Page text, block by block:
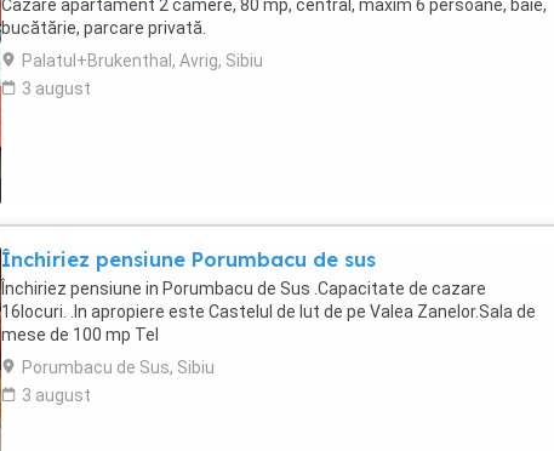
Cazare apartament 2 camere, 80 mp, central, maxim 6 persoane, baie,
bucătărie, parcare privată.
Palatul+Brukenthal, Avrig, Sibiu
3 august
Închiriez pensiune Porumbacu de sus
Închiriez pensiune in Porumbacu de Sus .Capacitate de cazare
16locuri. .In apropiere este Castelul de lut de pe Valea Zanelor.Sala de
mese de 100 mp Tel
Porumbacu de Sus, Sibiu
3 august